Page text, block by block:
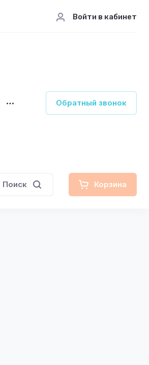
Войти в кабинет
Обратный звонок
Поиск Корзина